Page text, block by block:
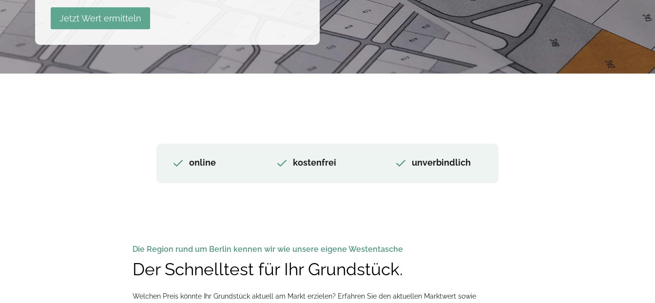
Jetzt Wert ermitteln
online kostenfrei unverbindlich
Die Region rund um Berlin kennen wir wie unsere eigene Westentasche
Der Schnelltest für Ihr Grundstück.
Welchen Preis könnte Ihr Grundstück aktuell am Markt erzielen? Erfahren Sie den aktuellen Marktwert sowie